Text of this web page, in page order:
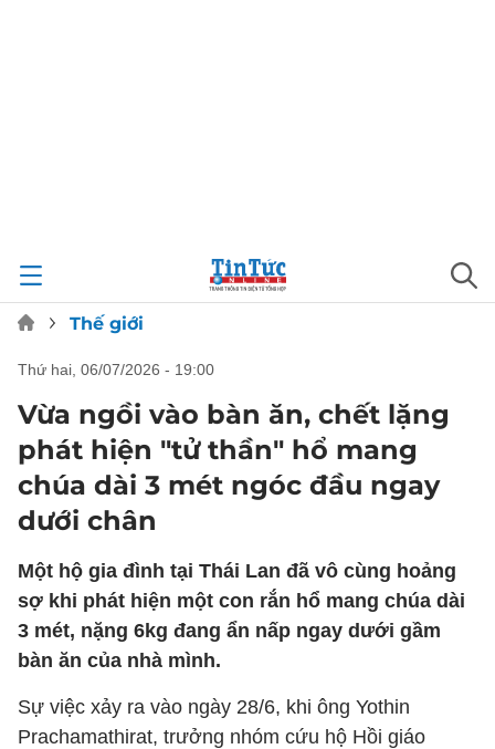
Thế giới
thứ hai, 06/07/2026 - 19:00
Vừa ngồi vào bàn ăn, chết lặng
phát hiện "tử thần" hổ mang
chúa dài 3 mét ngóc đầu ngay
dưới chân
Một hộ gia đình tại Thái Lan đã vô cùng hoảng
sợ khi phát hiện một con rắn hổ mang chúa dài
3 mét, nặng 6kg đang ẩn nấp ngay dưới gầm
bàn ăn của nhà mình.
Sự việc xảy ra vào ngày 28/6, khi ông Yothin
Prachamathirat, trưởng nhóm cứu hộ Hồi giáo